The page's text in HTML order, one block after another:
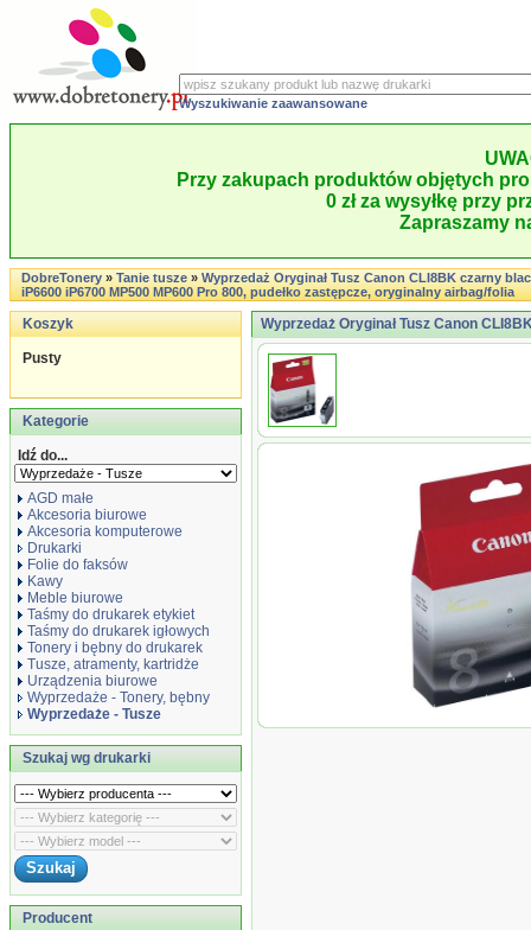
Wyszukiwanie zaawansowane
Przy zakupach produktów objętych
0 zł za wysyłkę przy
Zapraszamy
DobreTonery»Tanie tusze»Wyprzedaż Oryginał Tusz Canon CLI8BK czarny
iP6600 iP6700 MP500 MP600 Pro 800, pudełko zastępcze, oryginalny airbag/folia
Koszyk
Pusty
Kategorie
Idź do...
AGD małe
Akcesoria biurowe
Akcesoria komputerowe
Drukarki
Folie do faksów
Kawy
Meble biurowe
Taśmy do drukarek etykiet
Taśmy do drukarek igłowych
Tonery i bębny do drukarek
Tusze, atramenty, kartridże
Urządzenia biurowe
Wyprzedaże - Tonery, bębny
Wyprzedaże - Tusze
Szukaj wg drukarki
Producent
Wyprzedaż Oryginał Tusz Canon
Wyprzedaż